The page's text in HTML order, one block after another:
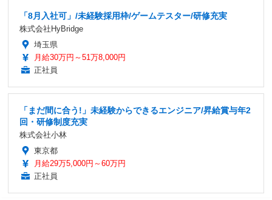
「8月入社可」/未経験採用枠/ゲームテスター/研修充実
株式会社HyBridge
埼玉県
月給30万円～51万8,000円
正社員
「まだ間に合う!」未経験からできるエンジニア/昇給賞与年2
回・研修制度充実
株式会社小林
東京都
月給29万5,000円～60万円
正社員